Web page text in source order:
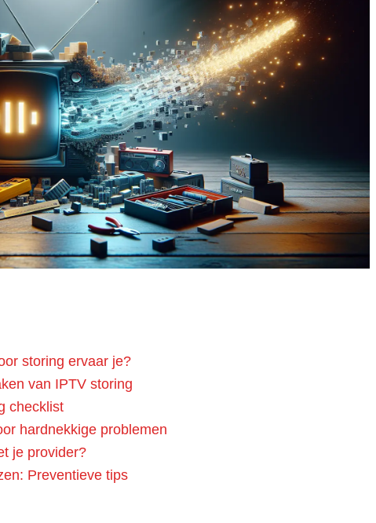
storing ervaar je?
van IPTV storing
checklist
hardnekkige problemen
je provider?
Preventieve tips